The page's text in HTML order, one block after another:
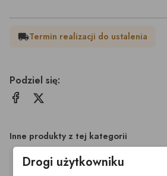
local_shippingTermin realizacji do ustalenia
Podziel się:
Inne produkty z tej kategorii
Drogi użytkowniku